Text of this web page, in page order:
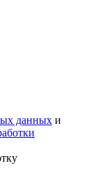
данных и